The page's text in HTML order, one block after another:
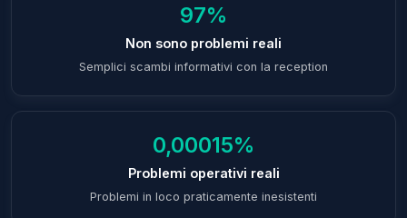
97%
Non sono problemi reali
Semplici scambi informativi con la reception
0,00015%
Problemi operativi reali
Problemi in loco praticamente inesistenti